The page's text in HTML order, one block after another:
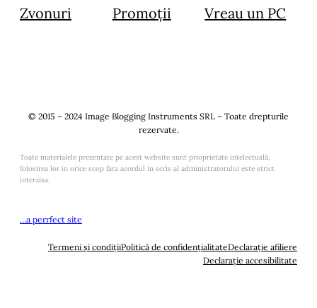
Zvonuri
Promoții
Vreau un PC
© 2015 – 2024 Image Blogging Instruments SRL – Toate drepturile
rezervate.
Toate materialele prezentate pe acest website sunt prioprietate intelectuală,
folosirea lor in orice scop fara acordul in scris al administratorului este strict
interzisa.
…a perrfect site
Termeni și condițiiPolitică de confidențialitateDeclarație afiliere
Declarație accesibilitate